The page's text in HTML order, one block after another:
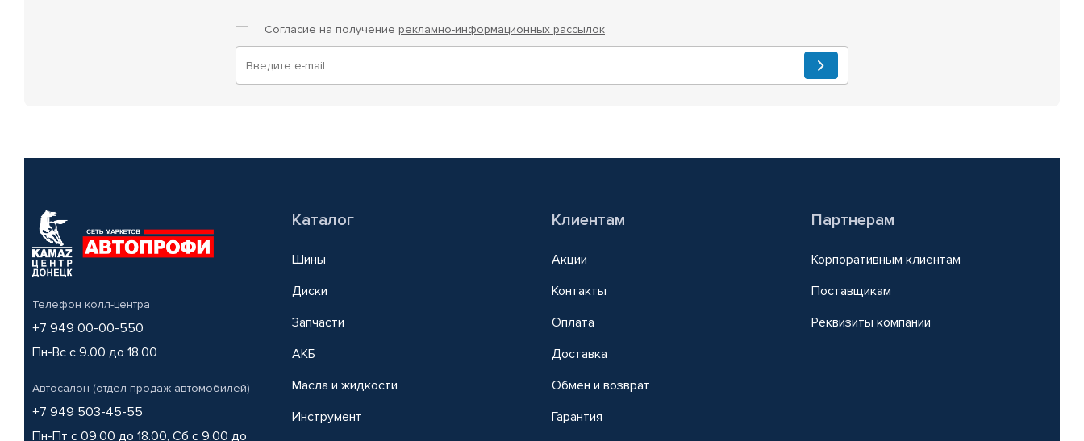
Согласие на получение рекламно-информационных рассылок
Телефон колл-центра
+7 949 00-00-550
Пн-Вс с 9.00 до 18.00
Автосалон (отдел продаж автомобилей)
+7 949 503-45-55
Пн-Пт с 09.00 до 18.00, Сб с 9.00 до
Каталог
Шины
Диски
Запчасти
АКБ
Масла и жидкости
Инструмент
Клиентам
Акции
Контакты
Оплата
Доставка
Обмен и возврат
Гарантия
Партнерам
Корпоративным клиентам
Поставщикам
Реквизиты компании